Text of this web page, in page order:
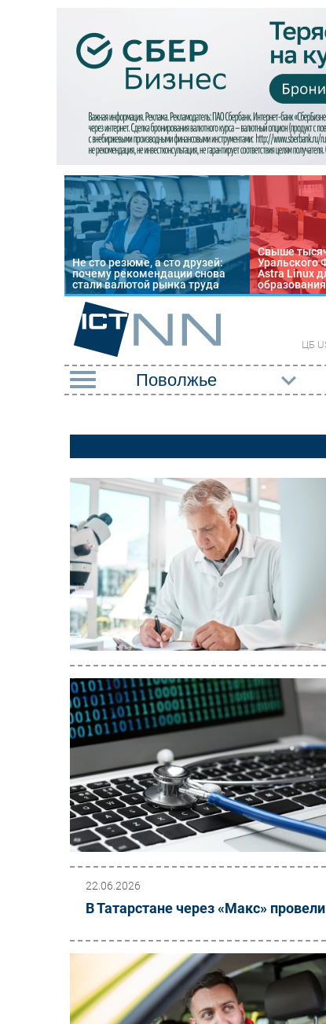
Не сто резюме, а сто друзей:
почему рекомендации снова
стали валютой рынка труда
Свыше
Уральского
Astra Linux
образования
ЦБ
Импорто­замещение
Автоматизация
Промышленности
Интернет
Мобильная связь
Фиксированная связь
Интеграция
Рынок ПК
22.06.2026
В Татарстане через «Макс»